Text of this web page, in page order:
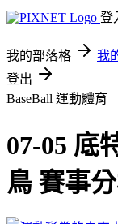
登
我的部落格 我
登出
BaseBall 運動體育
07-05 底
鳥 賽事